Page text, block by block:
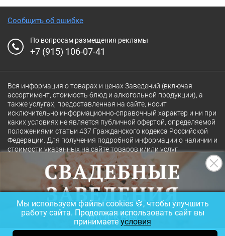
Сообщить об ошибке
По вопросам размещения рекламы
+7 (915) 106-07-41
Вся информация о товарах и ценах Заведений (включая
ассортимент, стоимость блюд и алкогольной продукции), а
также услугах, предоставленная на сайте, носит
исключительно информационно-справочный характер и ни при
каких условиях не является публичной офертой, определяемой
положениями статьи 437 Гражданского кодекса Российской
Федерации. Для получения подробной информации о наличии и
стоимости указанных на сайте товаров и/или услуг
конкретного Заведения обращайтесь непосредственно в
Полная версия сайта 18+
© 2026 Ресторан.Ru
Мы используем файлы cookies 🍪, чтобы улучшить
работу сайта. Продолжая использовать сайт вы
принимаете условия